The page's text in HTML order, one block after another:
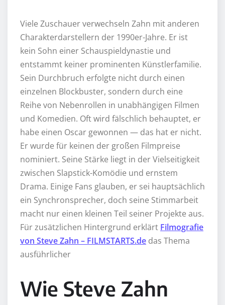
Viele Zuschauer verwechseln Zahn mit anderen
Charakterdarstellern der 1990er-Jahre. Er ist
kein Sohn einer Schauspieldynastie und
entstammt keiner prominenten Künstlerfamilie.
Sein Durchbruch erfolgte nicht durch einen
einzelnen Blockbuster, sondern durch eine
Reihe von Nebenrollen in unabhängigen Filmen
und Komedien. Oft wird fälschlich behauptet, er
habe einen Oscar gewonnen — das hat er nicht.
Er wurde für keinen der großen Filmpreise
nominiert. Seine Stärke liegt in der Vielseitigkeit
zwischen Slapstick-Komödie und ernstem
Drama. Einige Fans glauben, er sei hauptsächlich
ein Synchronsprecher, doch seine Stimmarbeit
macht nur einen kleinen Teil seiner Projekte aus.
Für zusätzlichen Hintergrund erklärt Filmografie
von Steve Zahn – FILMSTARTS.de das Thema
ausführlicher
Wie Steve Zahn